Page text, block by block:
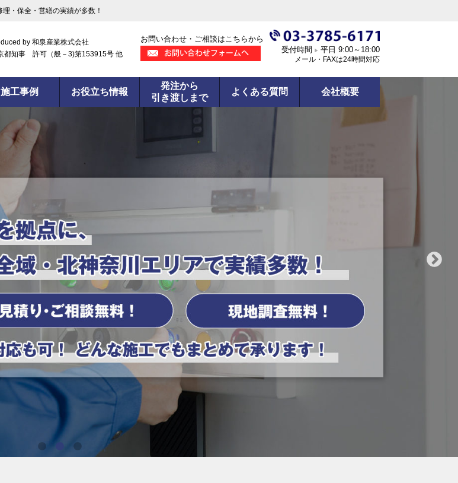
・保全・営繕の実績が多数！
by 和泉産業株式会社
都知事 許可（般－3)第153915号 他
お問い合わせ・ご相談はこちらから
受付時間
▶ 平日 9:00～18:00
メール・FAXは24時間対応
施工事例 お役立ち情報
発注から
引き渡しまで
よくある質問 会社概要